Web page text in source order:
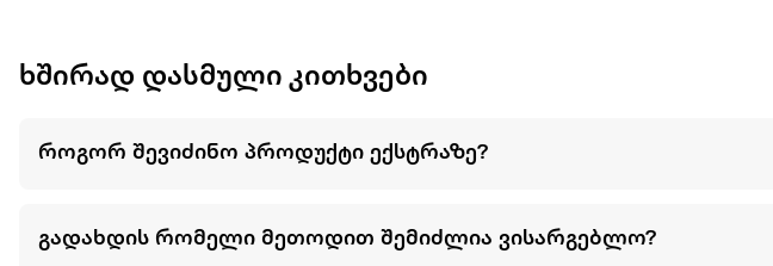
ხშირად დასმული კითხვები
როგორ შევიძინო პროდუქტი ექსტრაზე?
გადახდის რომელი მეთოდით შემიძლია ვისარგებლო?